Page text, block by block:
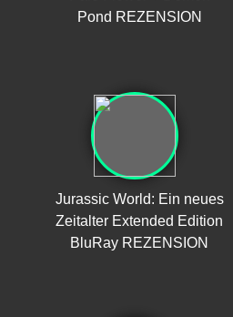
Pond REZENSION
Jurassic World: Ein neues
Zeitalter Extended Edition
BluRay REZENSION